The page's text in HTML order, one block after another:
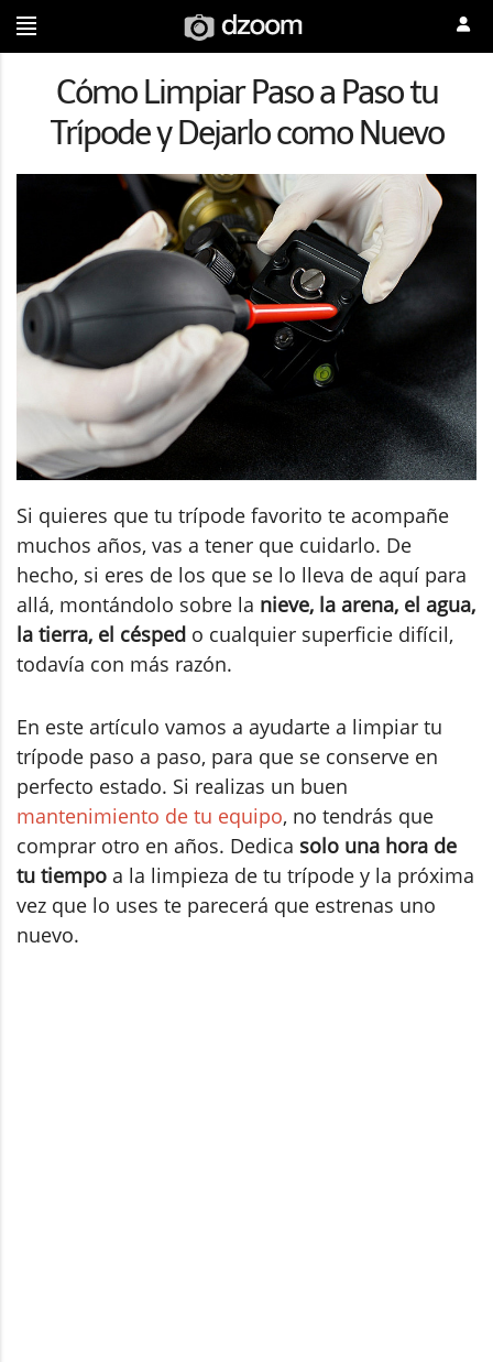
Cómo Limpiar Paso a Paso tu
Trípode y Dejarlo como Nuevo
Si quieres que tu trípode favorito te acompañe
muchos años, vas a tener que cuidarlo. De
hecho, si eres de los que se lo lleva de aquí para
allá, montándolo sobre la nieve, la arena, el agua,
la tierra, el césped o cualquier superficie difícil,
todavía con más razón.
En este artículo vamos a ayudarte a limpiar tu
trípode paso a paso, para que se conserve en
perfecto estado. Si realizas un buen
mantenimiento de tu equipo, no tendrás que
comprar otro en años. Dedica solo una hora de
tu tiempo a la limpieza de tu trípode y la próxima
vez que lo uses te parecerá que estrenas uno
nuevo.